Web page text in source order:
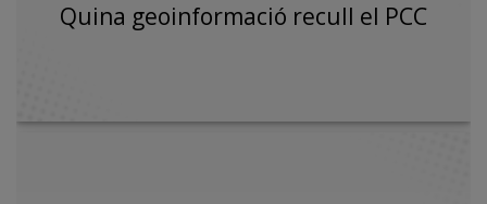
Quina geoinformació recull el PCC